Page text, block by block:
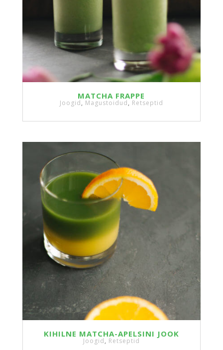
MATCHA FRAPPE
Joogid, Magustoidud, Retseptid
KIHILNE MATCHA-APELSINI JOOK
Joogid, Retseptid